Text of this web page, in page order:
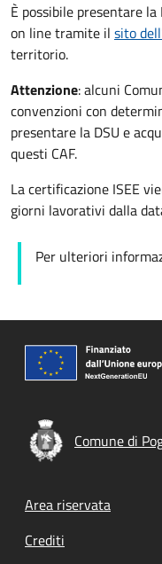
È possibile presentare
on line tramite il sito
territorio.
Attenzione: alcuni
convenzioni con
presentare la DSU e
questi CAF.
La certificazione ISEE
giorni lavorativi dalla
Per ulteriori
Comune di
Footer menu
Area riservata
Crediti